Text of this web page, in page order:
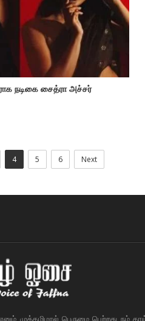
நடிகை சைத்ரா அச்சர்
4 5 6 Next
முத்தமிழால் பெருமை பெற்றது நம்